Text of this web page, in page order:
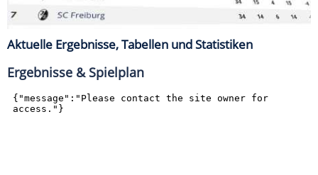
Aktuelle Ergebnisse, Tabellen und Statistiken
Ergebnisse & Spielplan